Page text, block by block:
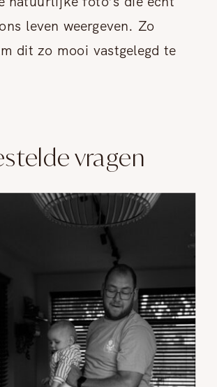
leven weergeven. Zo
dit zo mooi vastgelegd te
vragen